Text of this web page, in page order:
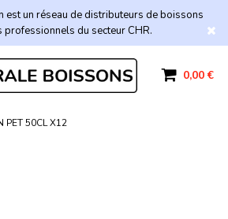
est un réseau de distributeurs de boissons
professionnels du secteur CHR.
0,00 €
PET 50CL X12